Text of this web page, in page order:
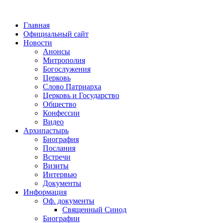
Главная
Официальный сайт
Новости
Анонсы
Митрополия
Богослужения
Церковь
Слово Патриарха
Церковь и Государство
Общество
Конфессии
Видео
Архипастырь
Биография
Послания
Встречи
Визиты
Интервью
Документы
Информация
Оф. документы
Священный Синод
Биографии